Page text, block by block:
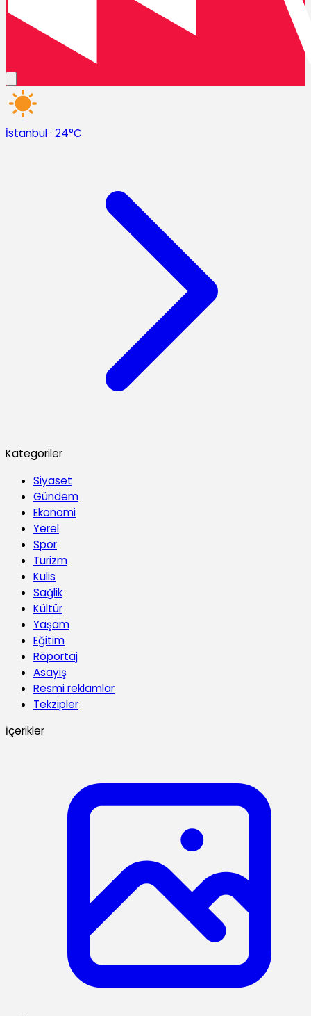
İstanbul· 24°C
Kategoriler
Siyaset
Gündem
Ekonomi
Yerel
Spor
Turizm
Kulis
Sağlik
Kültür
Yaşam
Eğitim
Röportaj
Asayiş
Resmi reklamlar
Tekzipler
İçerikler